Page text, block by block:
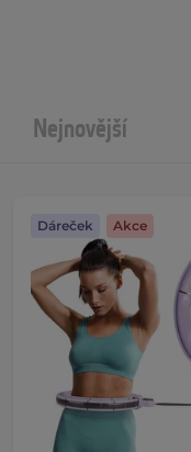
Nejnovější
Dáreček Akce